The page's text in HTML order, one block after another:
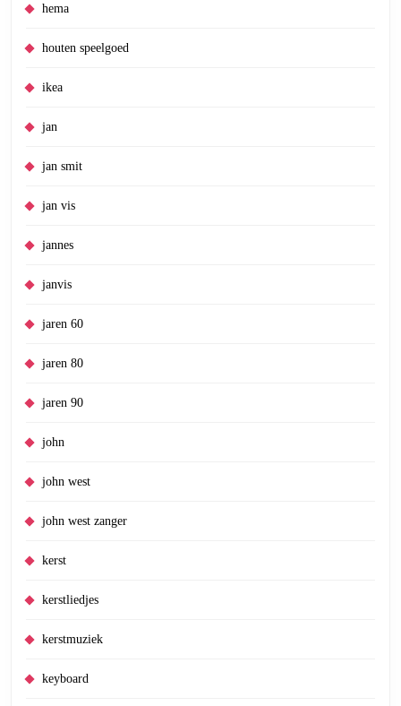
hema
houten speelgoed
ikea
jan
jan smit
jan vis
jannes
janvis
jaren 60
jaren 80
jaren 90
john
john west
john west zanger
kerst
kerstliedjes
kerstmuziek
keyboard